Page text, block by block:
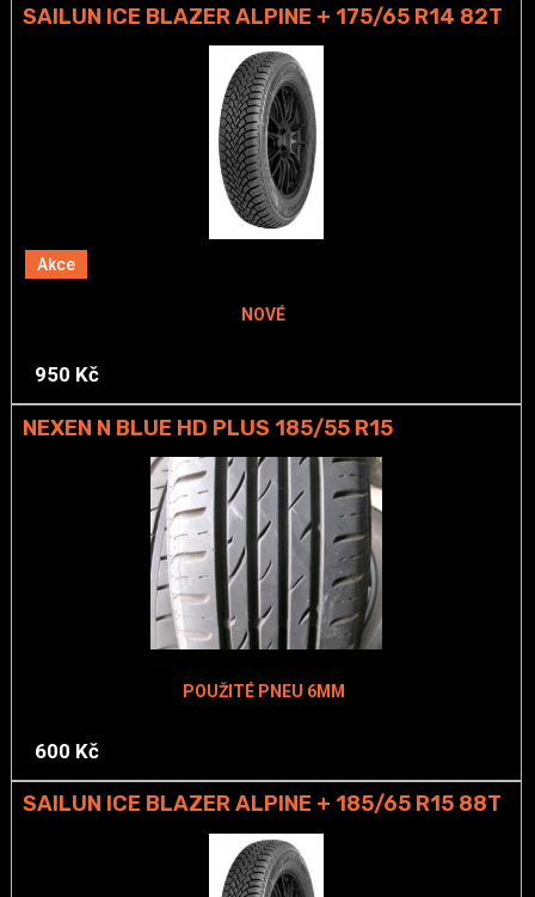
Akce
SAILUN ICE BLAZER ALPINE + 175/65 R14 82T
NOVÉ
950 Kč
NEXEN N BLUE HD PLUS 185/55 R15
POUŽITÉ PNEU 6MM
600 Kč
SAILUN ICE BLAZER ALPINE + 185/65 R15 88T